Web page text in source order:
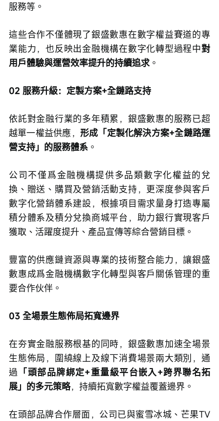
服務等。
這些合作不僅體現了銀盛數惠在數字權益賽道的專
業能力，也反映出金融機構在數字化轉型過程中對
用戶體驗與運營效率提升的持續追求。
02 服務升級：定製方案+全鏈路支持
依託對金融行業的多年積累，銀盛數惠的服務已超
越單一權益供應， 形成「定製化解決方案+全鏈路運
營支持」的服務體系 。
公司不僅爲金融機構提供多品類數字化權益的兌
換、贈送、購買及營銷活動支持，更深度參與客戶
數字化營銷體系建設，根據項目需求量身打造專屬
積分體系及積分兌換商城平台，助力銀行實現客戶
獲取、活躍度提升、產品宣傳等綜合營銷目標。
豐富的供應鏈資源與專業的技術整合能力，讓銀盛
數惠成爲金融機構數字化轉型與客戶關係管理的重
要合作伙伴。
03 全場景生態佈局拓寬邊界
在夯實金融服務根基的同時，銀盛數惠加速全場景
生態佈局，圍繞線上及線下消費場景兩大類別，通
過 「頭部品牌綁定+重量級平台嵌入+跨界聯名拓
展」的多元策略，持續拓寬數字權益覆蓋邊界。
在頭部品牌合作層面，公司已與蜜雪冰城、芒果TV